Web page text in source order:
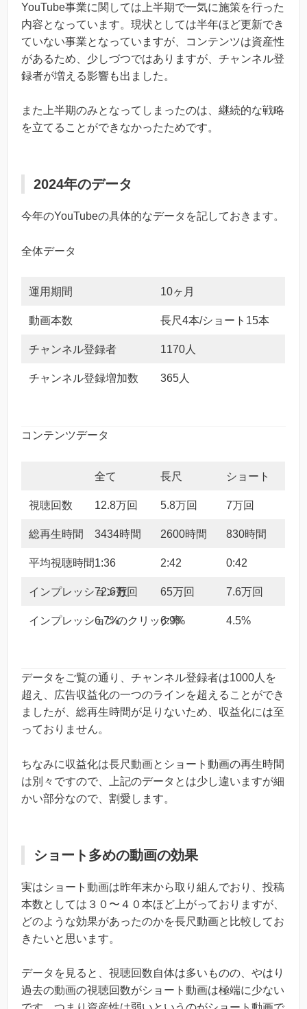
YouTube事業に関しては上半期で一気に施策を行った
内容となっています。現状としては半年ほど更新でき
ていない事業となっていますが、コンテンツは資産性
があるため、少しづつではありますが、チャンネル登
録者が増える影響も出ました。
また上半期のみとなってしまったのは、継続的な戦略
を立てることができなかったためです。
2024年のデータ
今年のYouTubeの具体的なデータを記しておきます。
全体データ
運用期間 10ヶ月
動画本数 長尺4本/ショート15本
チャンネル登録者 1170人
チャンネル登録増加数 365人
コンテンツデータ
全て 長尺 ショート
視聴回数 12.8万回 5.8万回 7万回
総再生時間 3434時間 2600時間 830時間
平均視聴時間1:36 2:42 0:42
インプレッション数
72.6万回 65万回 7.6万回
インプレッションのクリック率
6.7% 6.9% 4.5%
データをご覧の通り、チャンネル登録者は1000人を
超え、広告収益化の一つのラインを超えることができ
ましたが、総再生時間が足りないため、収益化には至
っておりません。
ちなみに収益化は長尺動画とショート動画の再生時間
は別々ですので、上記のデータとは少し違いますが細
かい部分なので、割愛します。
ショート多めの動画の効果
実はショート動画は昨年末から取り組んでおり、投稿
本数としては３０〜４０本ほど上がっておりますが、
どのような効果があったのかを長尺動画と比較してお
きたいと思います。
データを見ると、視聴回数自体は多いものの、やはり
過去の動画の視聴回数がショート動画は極端に少ない